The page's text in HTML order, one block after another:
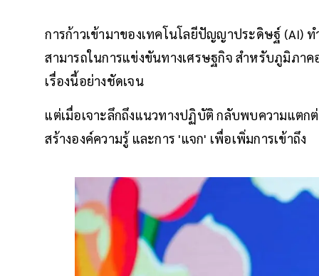
การก้าวเข้ามาของเทคโนโลยีปัญญาประดิษฐ์ (AI)
สามารถในการแข่งขันทางเศรษฐกิจ สำหรับภูมิภาค
เรื่องนี้อย่างชัดเจน
แต่เมื่อเจาะลึกถึงแนวทางปฏิบัติ กลับพบความแตก
สร้างองค์ความรู้ และการ 'แจก' เพื่อเพิ่มการเข้าถึง